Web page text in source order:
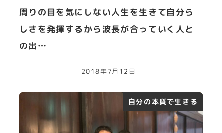
周りの目を気にしない人生を生きて自分ら
しさを発揮するから波長が合っていく人と
の出…
2018年7月12日
自分の本質で生きる